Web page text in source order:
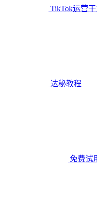
TikTok运营
达秘教程
免费试